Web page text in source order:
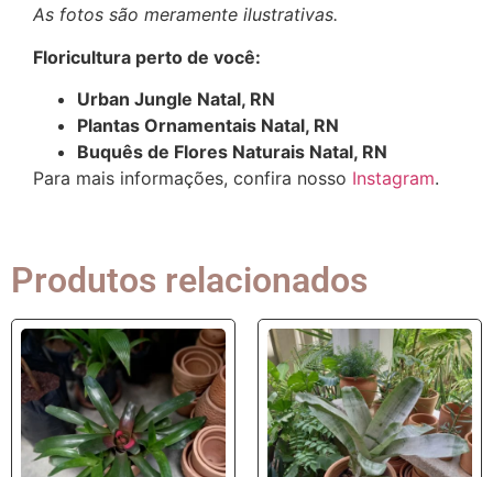
As fotos são meramente ilustrativas.
Floricultura perto de você:
Urban Jungle Natal, RN
Plantas Ornamentais Natal, RN
Buquês de Flores Naturais Natal, RN
Para mais informações, confira nosso Instagram.
Produtos relacionados